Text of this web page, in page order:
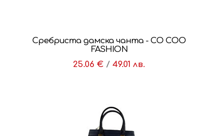
Сребриста дамска чанта - CO COO
FASHION
25.06 € / 49.01 лв.